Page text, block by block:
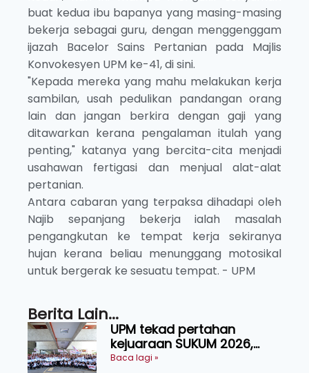
buat kedua ibu bapanya yang masing-masing
bekerja sebagai guru, dengan menggenggam
ijazah Bacelor Sains Pertanian pada Majlis
Konvokesyen UPM ke-41, di sini.
"Kepada mereka yang mahu melakukan kerja
sambilan, usah pedulikan pandangan orang
lain dan jangan berkira dengan gaji yang
ditawarkan kerana pengalaman itulah yang
penting," katanya yang bercita-cita menjadi
usahawan fertigasi dan menjual alat-alat
pertanian.
Antara cabaran yang terpaksa dihadapi oleh
Najib sepanjang bekerja ialah masalah
pengangkutan ke tempat kerja sekiranya
hujan kerana beliau menunggang motosikal
untuk bergerak ke sesuatu tempat. - UPM
Berita Lain...
UPM tekad pertahan
kejuaraan SUKUM 2026,
sasar 16 pingat emas
Baca lagi »